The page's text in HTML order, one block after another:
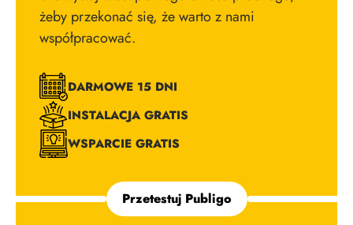
żeby przekonać się, że warto z nami
współpracować.
DARMOWE 15 DNI
INSTALACJA GRATIS
WSPARCIE GRATIS
Przetestuj Publigo